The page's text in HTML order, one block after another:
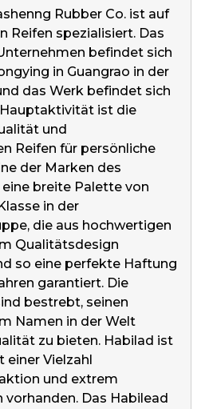
Rubber Co. ist auf
Reifen spezialisiert. Das
befindet sich
in Guangrao in der
das Werk befindet sich
Hauptaktivität ist die
und
Reifen für persönliche
der Marken des
breite Palette von
in der
die aus hochwertigen
Qualitätsdesign
so eine perfekte Haftung
garantiert. Die
bestrebt, seinen
Namen in der Welt
zu bieten. Habilad ist
Vielzahl
und extrem
vorhanden. Das Habilead